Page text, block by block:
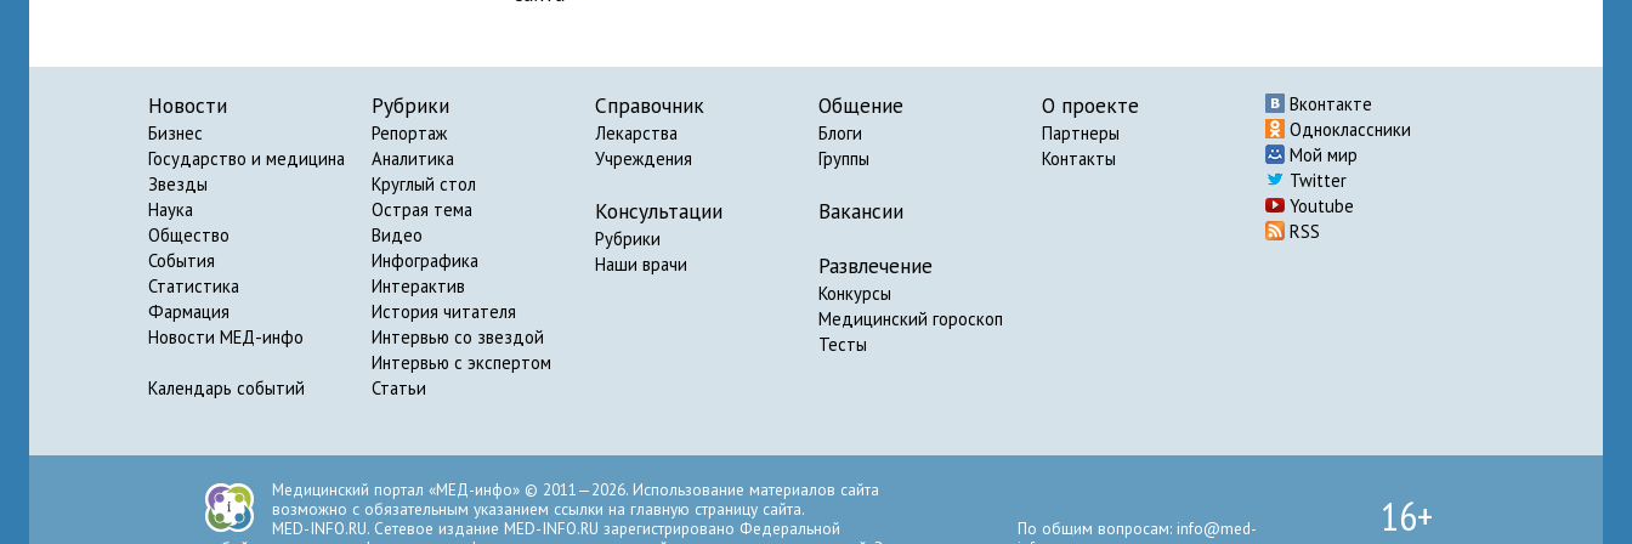
Новости
Бизнес
Государство и медицина
Звезды
Наука
Общество
События
Статистика
Фармация
Новости МЕД-инфо
Календарь событий
Рубрики
Репортаж
Аналитика
Круглый стол
Острая тема
Видео
Инфографика
Интерактив
История читателя
Интервью со звездой
Интервью с экспертом
Статьи
Справочник
Лекарства
Учреждения
Консультации
Рубрики
Наши врачи
Общение
Блоги
Группы
Вакансии
Развлечение
Конкурсы
Медицинский гороскоп
Тесты
О проекте
Партнеры
Контакты
Вконтакте
Одноклассники
Мой мир
Twitter
Youtube
RSS
Медицинский портал «МЕД-инфо» © 2011—2026. Использование материалов сайта
возможно с обязательным указанием ссылки на главную страницу сайта.
MED-INFO.RU. Сетевое издание MED-INFO.RU зарегистрировано Федеральной
По общим вопросам: info@med-
16+